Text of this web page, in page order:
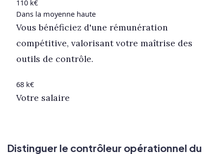
110 k€
Dans la moyenne haute
Vous bénéficiez d'une rémunération
compétitive, valorisant votre maîtrise des
outils de contrôle.
68 k€
Votre salaire
Distinguer le contrôleur opérationnel du